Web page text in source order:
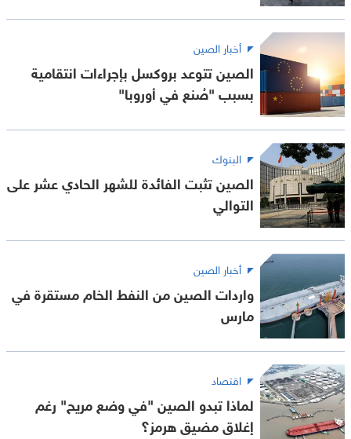
أخبار الصين
الصين تتوعد بروكسل بإجراءات انتقامية
بسبب "صُنع في أوروبا"
البنوك
الصين تثبت الفائدة للشهر الحادي عشر على
التوالي
أخبار الصين
واردات الصين من النفط الخام مستقرة في
مارس
اقتصاد
لماذا تبدو الصين "في وضع مريح" رغم
إغلاق مضيق هرمز؟